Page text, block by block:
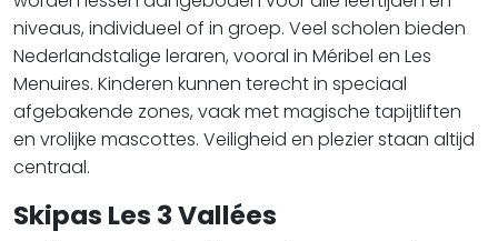
niveaus, individueel of in groep. Veel scholen bieden
Nederlandstalige leraren, vooral in Méribel en Les
Menuires. Kinderen kunnen terecht in speciaal
afgebakende zones, vaak met magische tapijtliften
en vrolijke mascottes. Veiligheid en plezier staan altijd
centraal.
Skipas Les 3 Vallées